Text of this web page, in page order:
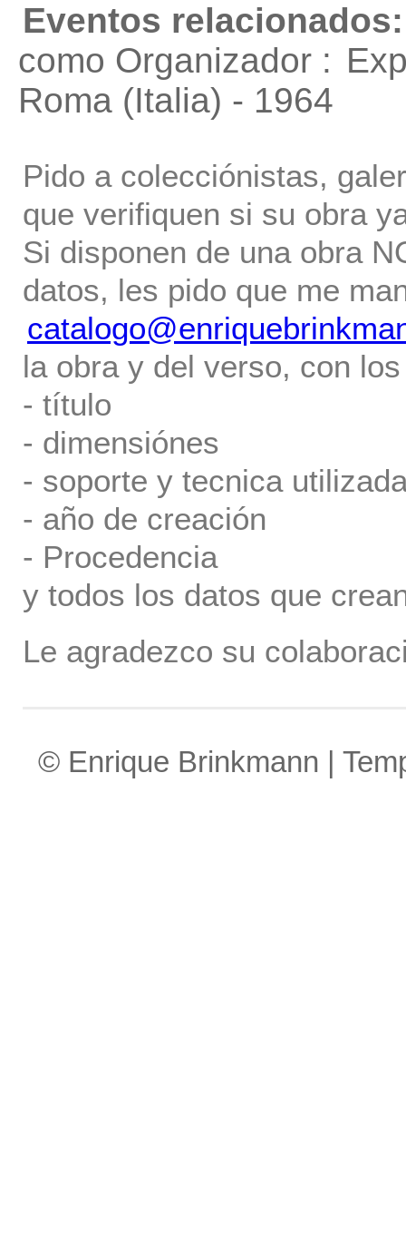
Eventos relacionados:
como Organizador :
Roma (Italia) - 1964
Pido a colecciónistas,
que verifiquen si su obra
Si disponen de una obra
datos, les pido que me
la obra y del verso, con
- título
- dimensiónes
- soporte y tecnica
- año de creación
- Procedencia
y todos los datos que
Le agradezco su
© Enrique Brinkmann |